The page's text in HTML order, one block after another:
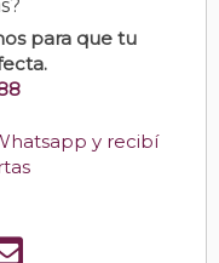
para que tu
y recibí